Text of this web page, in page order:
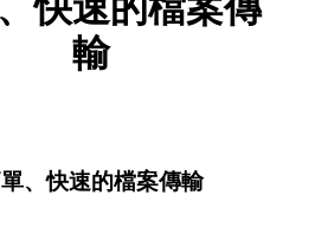
輸
、快速的檔案傳輸